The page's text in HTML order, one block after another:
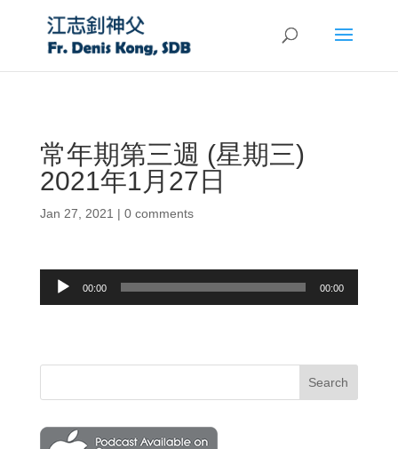
常年期第三週 (星期三)
2021年1月27日
Jan 27, 2021 | 0 comments
Audio
00:00 00:00